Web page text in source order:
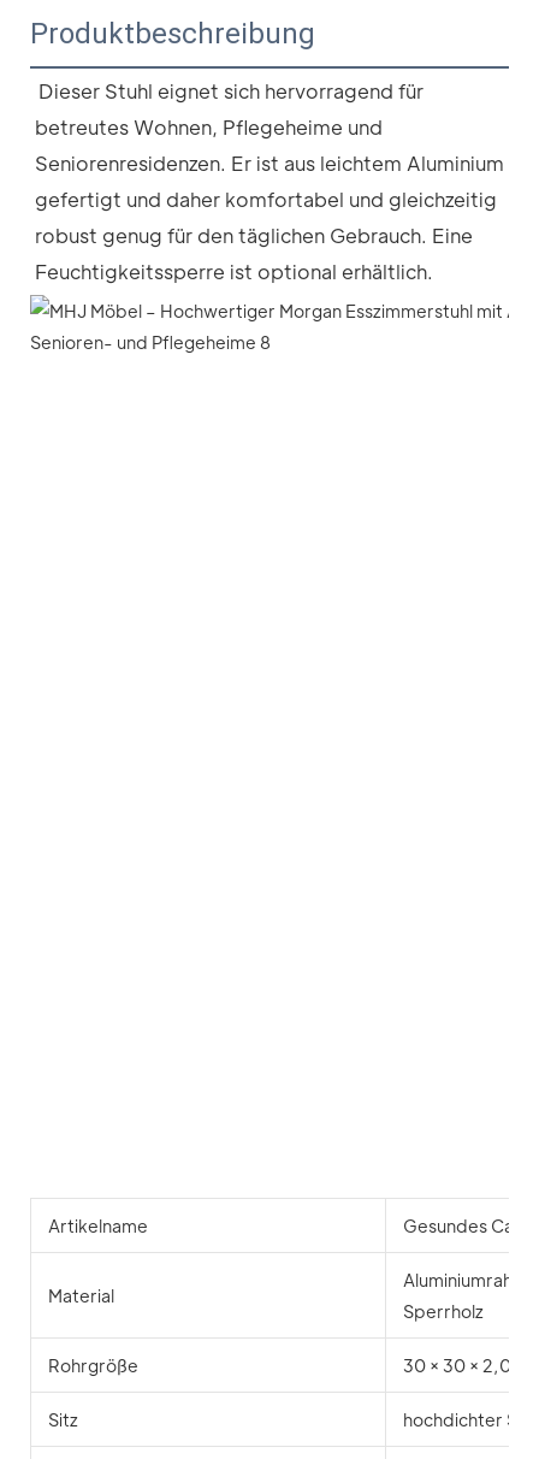
Produktbeschreibung
Dieser Stuhl eignet sich hervorragend für
betreutes Wohnen, Pflegeheime und
Seniorenresidenzen. Er ist aus leichtem Aluminium
gefertigt und daher komfortabel und gleichzeitig
robust genug für den täglichen Gebrauch. Eine
Feuchtigkeitssperre ist optional erhältlich.
Artikelname Gesundes
Material
Sperrholz
Rohrgröße 30 × 30 × 2,0
Sitz hochdichter